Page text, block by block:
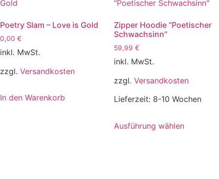
Poetry Slam – Love is Gold
0,00 €
inkl. MwSt.
zzgl. Versandkosten
In den Warenkorb
Zipper Hoodie “Poetischer
Schwachsinn”
59,99 €
inkl. MwSt.
zzgl. Versandkosten
Lieferzeit: 8-10 Wochen
Ausführung wählen